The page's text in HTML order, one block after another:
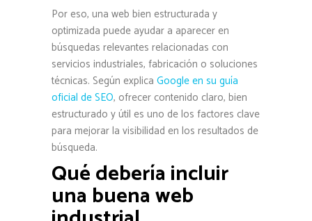
Por eso, una web bien estructurada y
optimizada puede ayudar a aparecer en
búsquedas relevantes relacionadas con
servicios industriales, fabricación o soluciones
técnicas. Según explica Google en su guía
oficial de SEO, ofrecer contenido claro, bien
estructurado y útil es uno de los factores clave
para mejorar la visibilidad en los resultados de
búsqueda.
Qué debería incluir
una buena web